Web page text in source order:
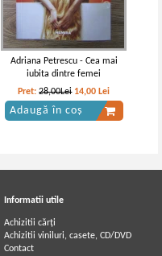
IN STOC
Pret:18,00 Lei
Adaugă în coș
-15%
Constantin Chirita - Ciresarii (5
Adriana Petrescu - Cea mai
iubita dintre femei
Pret:28,00Lei 14,00 Lei
Adaugă în coș
Informatii utile
Achizitii cărți
Achizitii viniluri, casete, CD/DVD
Contact